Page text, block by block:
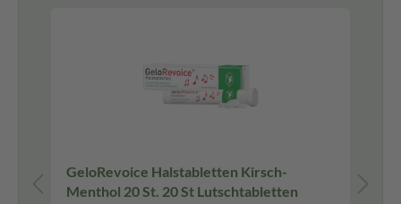
GeloRevoice Halstabletten Kirsch-
Menthol 20 St. 20 St Lutschtabletten